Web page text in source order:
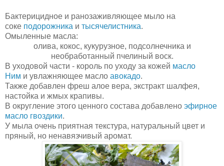
Бактерицидное и ранозаживляющее мыло на
соке подорожника и тысячелистника.
Омыленные масла:
олива, кокос, кукурузное, подсолнечника и
необработанный пчелиный воск.
В уходовой части - король по уходу за кожей масло
Ним и увлажняющее масло авокадо.
Также добавлен фреш алое вера, экстракт шалфея,
настойка и жмых крапивы.
В округление этого ценного состава добавлено эфирное
масло гвоздики.
У мыла очень приятная текстура, натуральный цвет и
пряный, но ненавязчивый аромат.